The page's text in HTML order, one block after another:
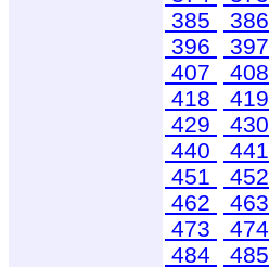
385
386
396
397
407
408
418
419
429
430
440
441
451
452
462
463
473
474
484
485